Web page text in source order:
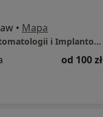
• Mapa
ARTMED GROUP -Centrum Stomatologii i Implantologii
od 100 zł